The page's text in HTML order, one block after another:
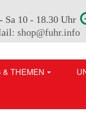
Sa 10 - 18.30 Uhr
shop@fuhr.info
& THEMEN